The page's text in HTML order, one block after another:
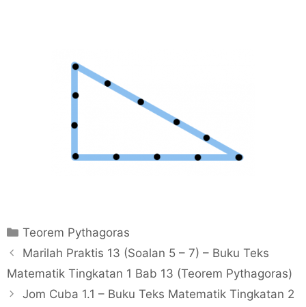
C
a
e
g
Teorem Pythagoras
P
o
Marilah Praktis 13 (Soalan 5 – 7) – Buku Teks
Matematik Tingkatan 1 Bab 13 (Teorem Pythagoras)
Jom Cuba 1.1 – Buku Teks Matematik Tingkatan 2